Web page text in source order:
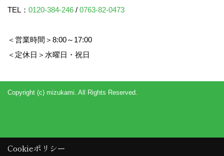
TEL： 0120-384-246 / 0763-82-0473
＜営業時間＞8:00～17:00
＜定休日＞水曜日・祝日
Copyright (c) mizukami. All Rights Reserved.
Cookieポリシー